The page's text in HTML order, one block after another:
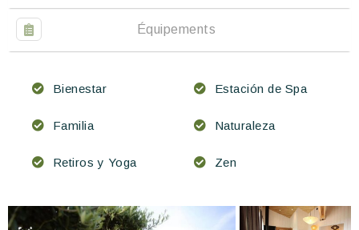
Équipements
Bienestar Estación de Spa
Familia Naturaleza
Retiros y Yoga Zen